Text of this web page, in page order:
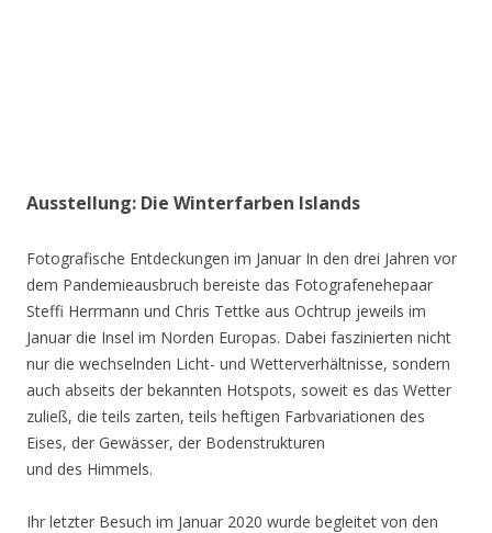
Ausstellung: Die Winterfarben Islands
Fotografische Entdeckungen im Januar In den drei Jahren vor
dem Pandemieausbruch bereiste das Fotografenehepaar
Steffi Herrmann und Chris Tettke aus Ochtrup jeweils im
Januar die Insel im Norden Europas. Dabei faszinierten nicht
nur die wechselnden Licht- und Wetterverhältnisse, sondern
auch abseits der bekannten Hotspots, soweit es das Wetter
zuließ, die teils zarten, teils heftigen Farbvariationen des
Eises, der Gewässer, der Bodenstrukturen
und des Himmels.
Ihr letzter Besuch im Januar 2020 wurde begleitet von den